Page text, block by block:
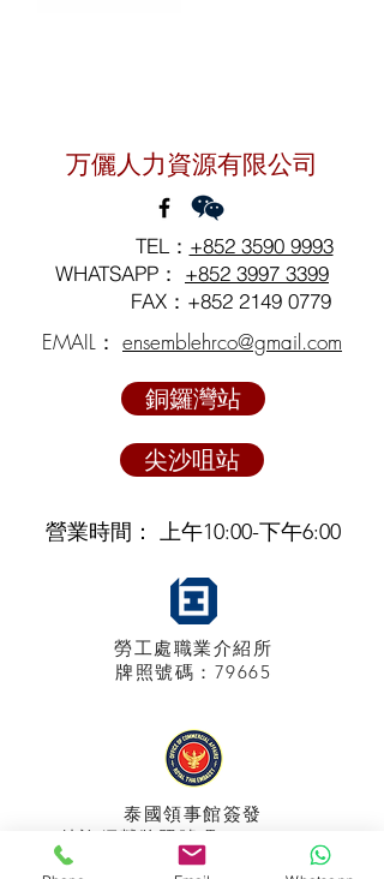
万儷人力資源有限公司
TEL： +852 3590 9993
WHATSAPP： +852 3997 3399
FAX：+852 2149 0779
EMAIL： ensemblehrco@gmail.com
銅鑼灣站
尖沙咀站
營業時間： 上午10:00-下午6:00
勞工處職業介紹所
牌照號碼：79665
泰國領事館簽發
特許經營牌照號碼：048/2025